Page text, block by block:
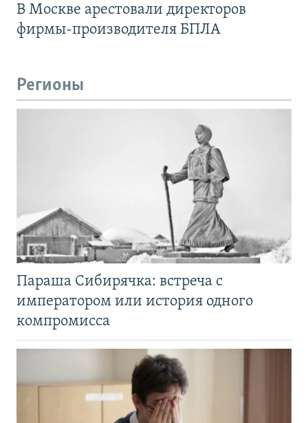
В Москве арестовали директоров
фирмы-производителя БПЛА
Регионы
Параша Сибирячка: встреча с
императором или история одного
компромисса